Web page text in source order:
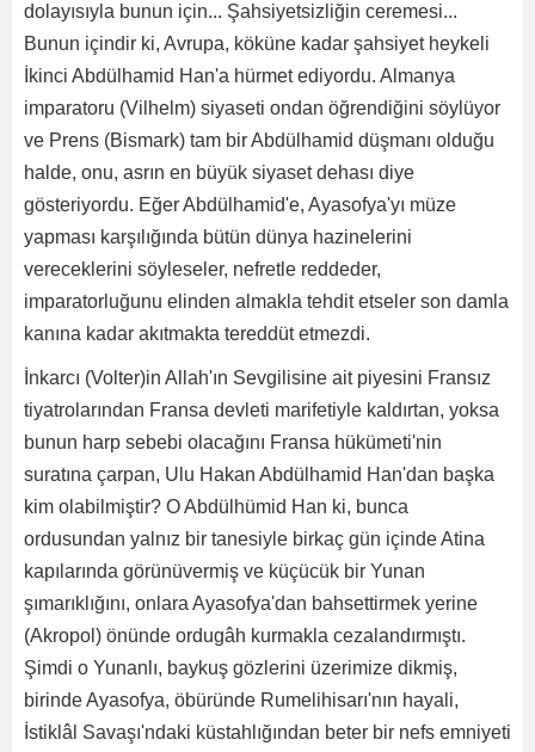
dolayısıyla bunun için... Şahsiyetsizliğin ceremesi...
Bunun içindir ki, Avrupa, köküne kadar şahsiyet heykeli
İkinci Abdülhamid Han'a hürmet ediyordu. Almanya
imparatoru (Vilhelm) siyaseti ondan öğrendiğini söylüyor
ve Prens (Bismark) tam bir Abdülhamid düşmanı olduğu
halde, onu, asrın en büyük siyaset dehası diye
gösteriyordu. Eğer Abdülhamid'e, Ayasofya'yı müze
yapması karşılığında bütün dünya hazinelerini
vereceklerini söyleseler, nefretle reddeder,
imparatorluğunu elinden almakla tehdit etseler son damla
kanına kadar akıtmakta tereddüt etmezdi.
İnkarcı (Volter)in Allah'ın Sevgilisine ait piyesini Fransız
tiyatrolarından Fransa devleti marifetiyle kaldırtan, yoksa
bunun harp sebebi olacağını Fransa hükümeti'nin
suratına çarpan, Ulu Hakan Abdülhamid Han'dan başka
kim olabilmiştir? O Abdülhümid Han ki, bunca
ordusundan yalnız bir tanesiyle birkaç gün içinde Atina
kapılarında görünüvermiş ve küçücük bir Yunan
şımarıklığını, onlara Ayasofya'dan bahsettirmek yerine
(Akropol) önünde ordugâh kurmakla cezalandırmıştı.
Şimdi o Yunanlı, baykuş gözlerini üzerimize dikmiş,
birinde Ayasofya, öbüründe Rumelihisarı'nın hayali,
İstiklâl Savaşı'ndaki küstahlığından beter bir nefs emniyeti